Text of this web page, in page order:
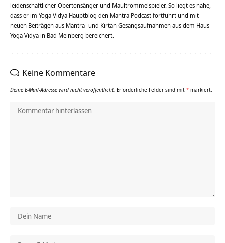
leidenschaftlicher Obertonsänger und Maultrommelspieler. So liegt es nahe,
dass er im Yoga Vidya Hauptblog den Mantra Podcast fortführt und mit
neuen Beiträgen aus Mantra- und Kirtan Gesangsaufnahmen aus dem Haus
Yoga Vidya in Bad Meinberg bereichert.
Keine Kommentare
Deine E-Mail-Adresse wird nicht veröffentlicht. Erforderliche Felder sind mit * markiert.